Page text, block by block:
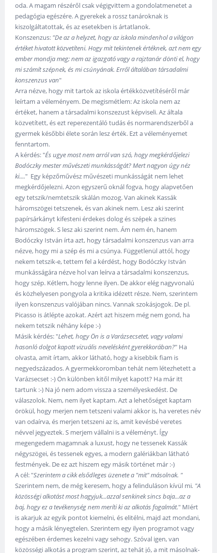
oda. A magam részéről csak végigvittem a gondolatmenetet a
pedagógia egészére. A gyerekek a rossz tanároknak is
kiszolgáltatottak, és az esetekben is ártatlanok.
Konszenzus: "De az a helyzet, hogy az iskola mindenhol a világon
értéket hivatott közvetíteni. Hogy mit tekintenek értéknek, azt nem egy
ember mondja meg; nem az igazgató vagy a rajztanár dönti el, hogy
mi számít szépnek, és mi csúnyának. Erről általában társadalmi
konszenzus van"
Arra nézve, hogy mit tartok az iskola értékközvetítéséről már
leírtam a véleményem. De megismétlem: Az iskola nem az
értéket, hanem a társadalmi konszezust képviseli. Az általa
közvetített, és ezt reperezentáló tudás és normarendszerből a
gyermek későbbi élete során lesz érték. Ezt a véleményemet
fenntartom.
A kérdés: "És ugye most nem arról van szó, hogy megkérdőjelezi
Bodóczky mester művészeti munkásságát? Mert nagyon úgy néz
ki...." Egy képzőművész művészeti munkásságát nem lehet
megkérdőjelezni. Azon egyszerű oknál fogva, hogy alapvetően
egy tetszik/nemtetszik skálán mozog. Van akinek Kassák
háromszögei tetszenek, és van akinek nem. Lesz aki szerint
papírsárkányt kifesteni érdekes dolog és szépek a szines
háromszögek. S lesz aki szerint nem. Ám nem én, hanem
Bodóczky István írta azt, hogy társadalmi konszenzus van arra
nézve, hogy mi a szép és mi a csúnya. Függetlenül attól, hogy
nekem tetszik-e, tettem fel a kérdést, hogy Bodóczky István
munkásságára nézve hol van leírva a társadalmi konszenzus,
hogy szép. Kétlem, hogy lenne ilyen. De akkor elég nagyvonalú
és közhelyesen pongyola a kritika idézett része. Nem, szerintem
ilyen konszenzus valójában nincs. Vannak szokásjogok. De pl.
Picasso is átlépte azokat. Azért azt hiszem még nem gond, ha
nekem tetszik néhány képe :-)
Másik kérdés: "Lehet, hogy Ön is a Varázsecsetet, vagy valami
hasonló dolgot kapott vizuális nevelésként gyerekkorában?" Ha
olvasta, amit írtam, akkor látható, hogy a kisebbik fiam is
negyedszázados. A gyermekkoromban tehát nem létezhetett a
Varázsecset :-) Ön különben kitől milyet kapott? Ha már itt
tartunk :-) Na jó nem adom vissza a személyeskedést. De
válaszolok. Nem, nem ilyet kaptam. Azt a lehetőséget kaptam
örökül, hogy merjen nem tetszeni valami akkor is, ha veretes név
van odaírva, és merjen tetszeni az is, amit kevésbé veretes
névvel jegyeztek. S merjem vállalni is a véleményt. Így
megengedem magamnak a luxust, hogy ne tessenek Kassák
négyszögei, és tessenek egyes, a modern galériákban látható
festmények. De ez azt hiszem egy másik történet már :-)
A cél: "Szerintem a cikk elsődleges üzenete a "mit" másolnak. "
Szerintem nem, de még keresem, hogy a felinduláson kívül mi. "A
közösségi alkotást most hagyjuk...azzal senkinek sincs baja...az a
baj, hogy ez a tevékenység nem meríti ki az alkotás fogalmát." MIért
is akarjuk az egyik pontot kiemelni, és elitélni, majd azt mondani,
hogy a másik lényegtelen. Szerintem egy ilyen programot vagy
egészében érdemes kezelni vagy sehogy. Szóval igen, van
közösségi alkotás a program szerint, az tehát jó, a mit másolnak-